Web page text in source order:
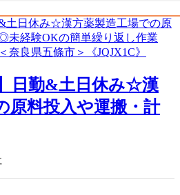
日勤&土日休み☆漢
原料投入や運搬・計